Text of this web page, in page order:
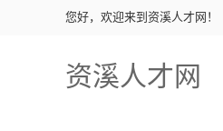
您好，欢迎来到资溪人才网！
资溪人才网